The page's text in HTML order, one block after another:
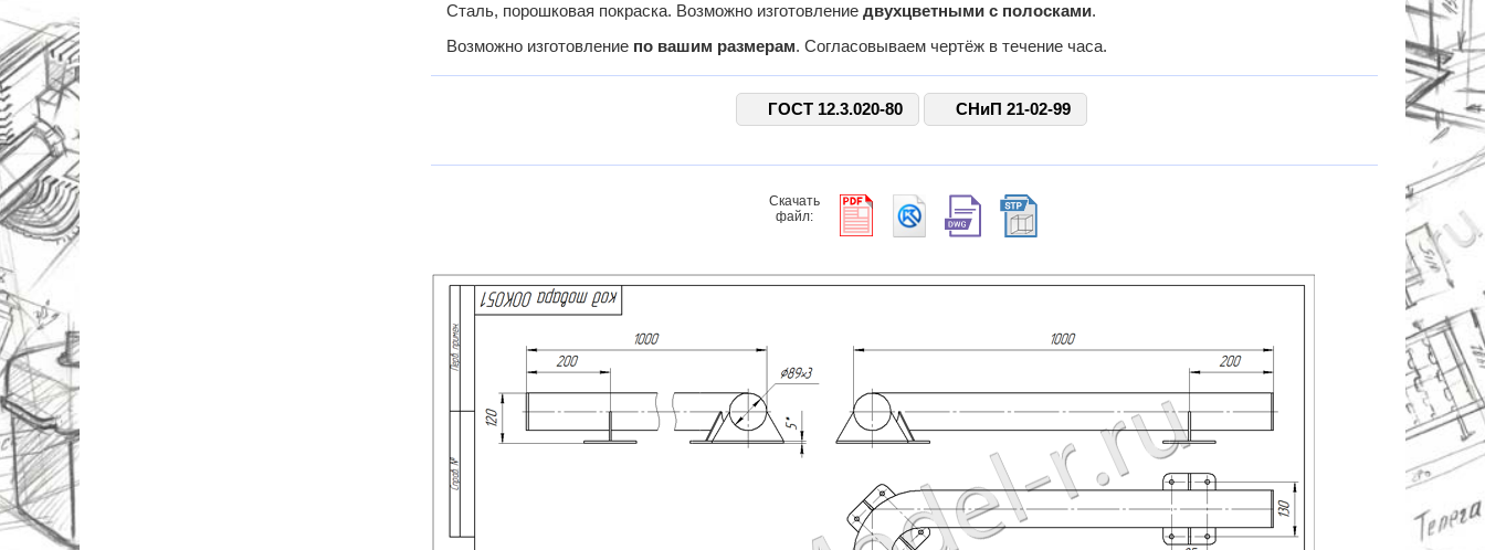
Сталь, порошковая покраска. Возможно изготовление двухцветными с полосками.
Возможно изготовление по вашим размерам. Согласовываем чертёж в течение часа.
ГОСТ 12.3.020-80 СНиП 21-02-99
Скачать
файл: